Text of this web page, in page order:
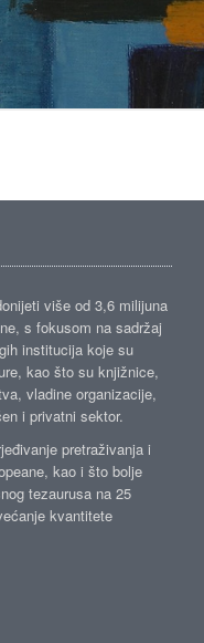
više od 3,6 milijuna
s fokusom na sadržaj
institucija koje su
kao što su knjižnice,
vladine organizacije,
i privatni sektor.
pretraživanja i
kao i što bolje
tezaurusa na 25
kvantitete